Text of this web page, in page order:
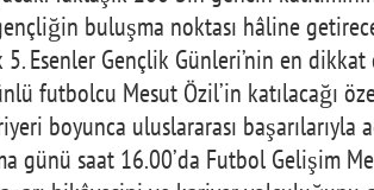
buluşma noktası hâline
5. Esenler Gençlik Günleri’nin en
futbolcu Mesut Özil’in katılacağı
boyunca uluslararası başarılarıyla
günü saat 16.00’da Futbol Gelişim